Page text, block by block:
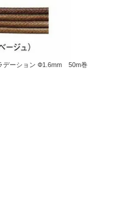
デーション Ф1.6mm 50m巻